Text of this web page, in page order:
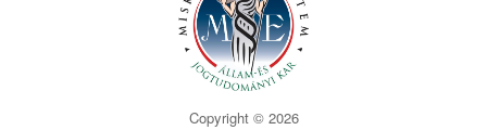
Copyright © 2026